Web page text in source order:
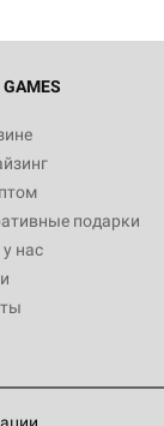
подарки
нас